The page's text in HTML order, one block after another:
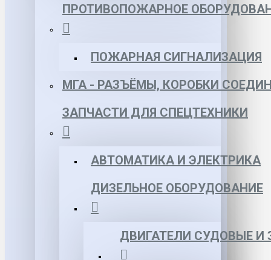
ПРОТИВОПОЖАРНОЕ
ПОЖАРНАЯ СИГНАЛИЗАЦИЯ
МГА - РАЗЪЁМЫ, КОРОБКИ
ЗАПЧАСТИ ДЛЯ СПЕЦТЕХНИКИ
АВТОМАТИКА И ЭЛЕКТРИКА
ДИЗЕЛЬНОЕ ОБОРУДОВАНИЕ
ДВИГАТЕЛИ СУДОВЫЕ И